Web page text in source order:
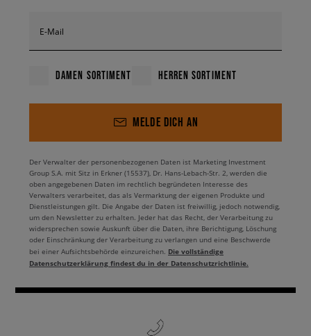
E-Mail
DAMEN SORTIMENT HERREN SORTIMENT
MELDE DICH AN
Der Verwalter der personenbezogenen Daten ist Marketing Investment
Group S.A. mit Sitz in Erkner (15537), Dr. Hans-Lebach-Str. 2, werden die
oben angegebenen Daten im rechtlich begründeten Interesse des
Verwalters verarbeitet, das als Vermarktung der eigenen Produkte und
Dienstleistungen gilt. Die Angabe der Daten ist freiwillig, jedoch notwendig,
um den Newsletter zu erhalten. Jeder hat das Recht, der Verarbeitung zu
widersprechen sowie Auskunft über die Daten, ihre Berichtigung, Löschung
oder Einschränkung der Verarbeitung zu verlangen und eine Beschwerde
bei einer Aufsichtsbehörde einzureichen. Die vollständige
Datenschutzerklärung findest du in der Datenschutzrichtlinie.